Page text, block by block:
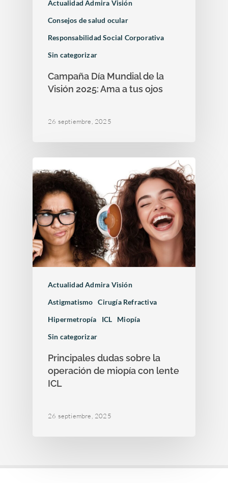
Actualidad Admira Visión
Consejos de salud ocular
Responsabilidad Social Corporativa
Sin categorizar
Campaña Día Mundial de la
Visión 2025: Ama a tus ojos
26 septiembre, 2025
Actualidad Admira Visión
Astigmatismo
Cirugía Refractiva
Hipermetropía
ICL
Miopía
Sin categorizar
Principales dudas sobre la
operación de miopía con lente
ICL
26 septiembre, 2025